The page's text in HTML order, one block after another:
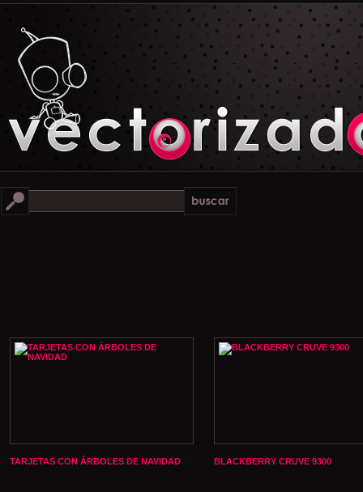
TARJETAS CON ÁRBOLES DE NAVIDAD BLACKBERRY CRUVE 9300